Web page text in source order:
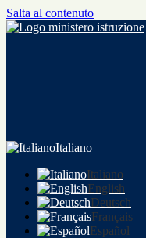
Salta al contenuto
Italiano
Italiano
English
Deutsch
Français
Español